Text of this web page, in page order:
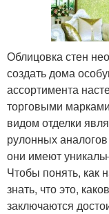
Облицовка стен
создать дома
ассортимента
торговыми
видом отделки
рулонных
они имеют
Чтобы понять, как
знать, что это,
заключаются